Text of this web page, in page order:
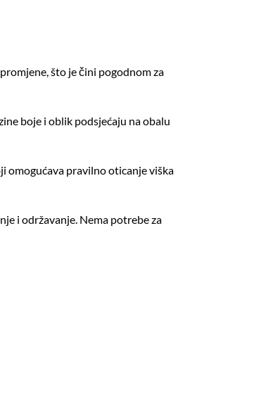
što je čini pogodnom za
boje i oblik podsjećaju na obalu
omogućava pravilno oticanje viška
i održavanje. Nema potrebe za